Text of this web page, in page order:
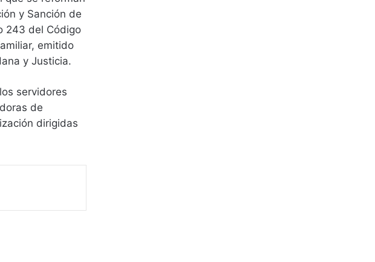
y Sanción de
243 del Código
emitido
y Justicia.
servidores
de
dirigidas